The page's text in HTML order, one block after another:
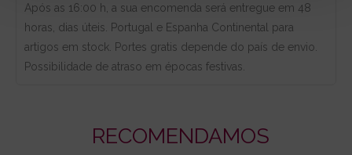
Após as 16:00 h, a sua encomenda será entregue em 48
horas, dias úteis. Portugal e Espanha Continental para
artigos em stock. Portes gratis depende do país de envio.
Possibilidade de atraso em épocas festivas.
RECOMENDAMOS